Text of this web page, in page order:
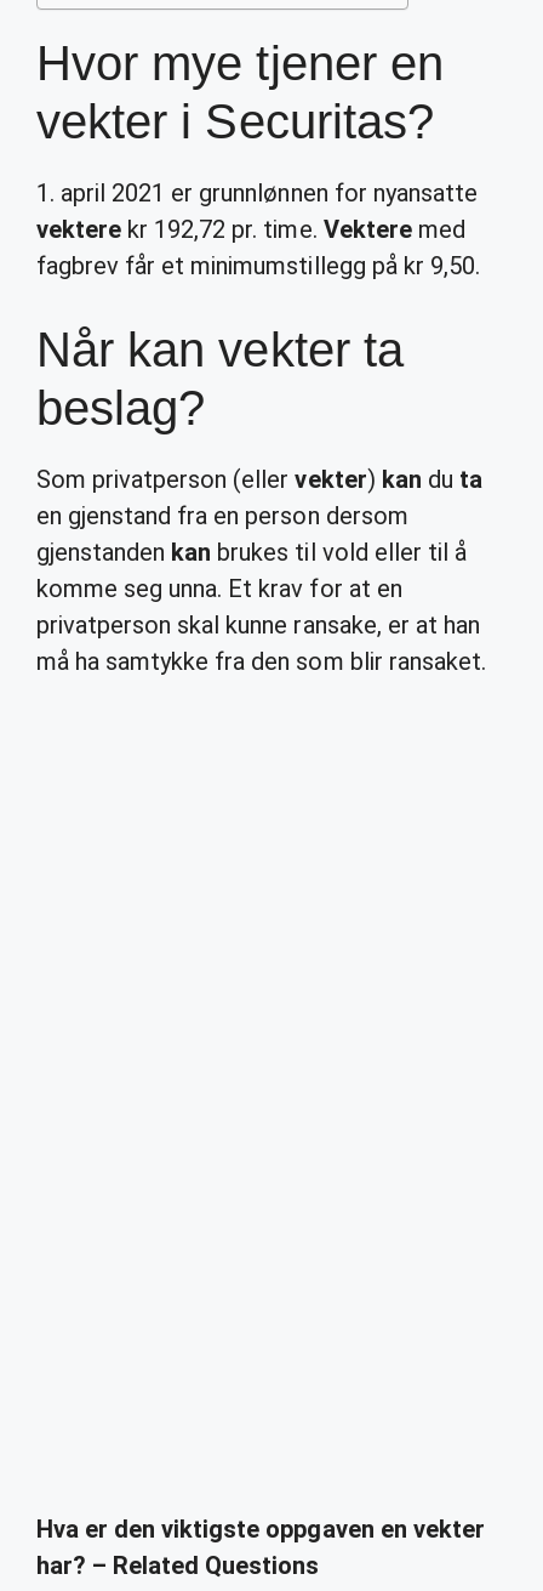
Hvor mye tjener en
vekter i Securitas?
1. april 2021 er grunnlønnen for nyansatte
vektere kr 192,72 pr. time. Vekteremed
fagbrev får et minimumstillegg på kr 9,50.
Når kan vekter ta
beslag?
Som privatperson (ellervekter) kan du ta
en gjenstand fra en person dersom
gjenstanden kan brukes til vold eller til å
komme seg unna. Et krav for at en
privatperson skal kunne ransake, er at han
må ha samtykke fra den som blir ransaket.
Hva er den viktigste oppgaven en vekter
har? – Related Questions